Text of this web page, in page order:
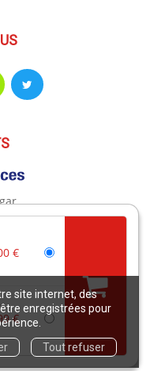
site internet, des
enregistrées pour
Tout refuser
€
€
A France
18 75 75
de 9h30 à 16h30